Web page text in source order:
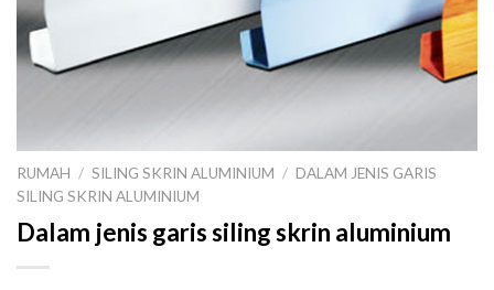
RUMAH / SILING SKRIN ALUMINIUM / DALAM JENIS GARIS
SILING SKRIN ALUMINIUM
Dalam jenis garis siling skrin aluminium